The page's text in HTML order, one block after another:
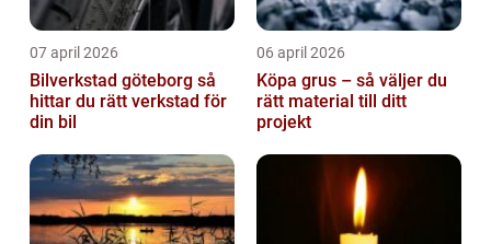
07 april 2026
Bilverkstad göteborg så
hittar du rätt verkstad för
din bil
06 april 2026
Köpa grus – så väljer du
rätt material till ditt
projekt